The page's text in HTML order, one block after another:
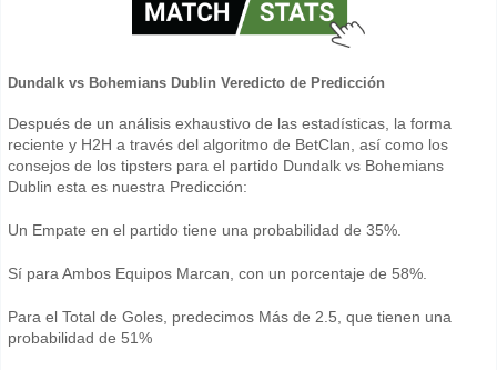
Dundalk vs Bohemians Dublin Veredicto de Predicción
Después de un análisis exhaustivo de las estadísticas, la forma
reciente y H2H a través del algoritmo de BetClan, así como los
consejos de los tipsters para el partido Dundalk vs Bohemians
Dublin esta es nuestra Predicción:
Un Empate en el partido tiene una probabilidad de 35%.
Sí para Ambos Equipos Marcan, con un porcentaje de 58%.
Para el Total de Goles, predecimos Más de 2.5, que tienen una
probabilidad de 51%